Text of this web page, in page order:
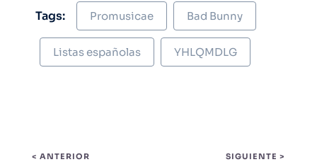
Tags: Promusicae Bad Bunny
Listas españolas YHLQMDLG
< ANTERIOR SIGUIENTE >